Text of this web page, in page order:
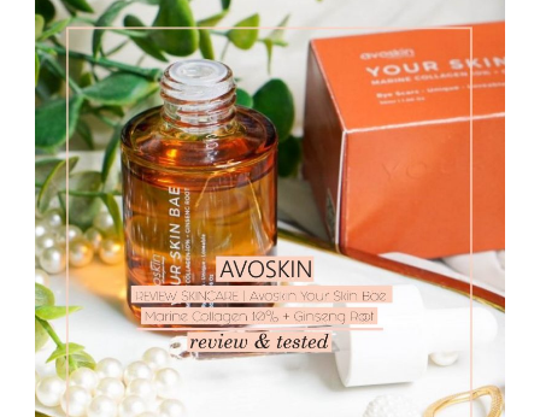
BAE
MARINE
COLLAGEN
1012
+
GINSENG
ROOT
|
REVIEW
&
TESTED